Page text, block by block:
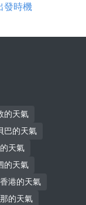
發時機
天氣
的天氣
天氣
天氣
港的天氣
的天氣